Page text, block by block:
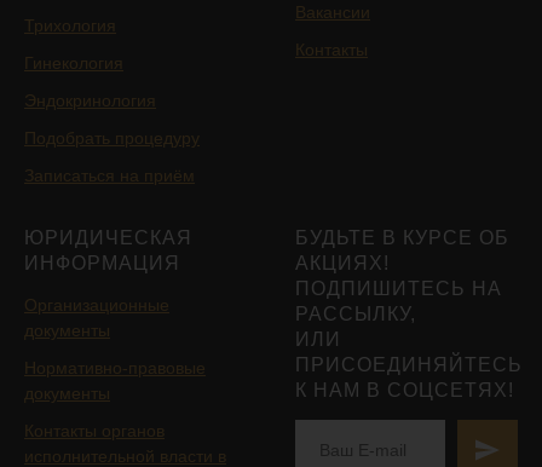
Трихология
Гинекология
Эндокринология
Подобрать процедуру
Записаться на приём
Вакансии
Контакты
ЮРИДИЧЕСКАЯ
ИНФОРМАЦИЯ
Организационные
документы
Нормативно-правовые
документы
Контакты органов
исполнительной власти в
БУДЬТЕ В КУРСЕ ОБ
АКЦИЯХ!
ПОДПИШИТЕСЬ НА
РАССЫЛКУ,
ИЛИ
ПРИСОЕДИНЯЙТЕСЬ
К НАМ В СОЦСЕТЯХ!